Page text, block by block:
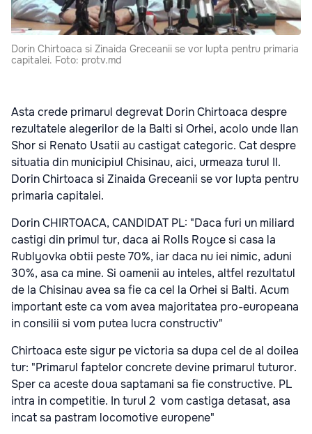
Dorin Chirtoaca si Zinaida Greceanii se vor lupta pentru primaria
capitalei. Foto: protv.md
Asta crede primarul degrevat Dorin Chirtoaca despre
rezultatele alegerilor de la Balti si Orhei, acolo unde Ilan
Shor si Renato Usatii au castigat categoric. Cat despre
situatia din municipiul Chisinau, aici, urmeaza turul II.
Dorin Chirtoaca si Zinaida Greceanii se vor lupta pentru
primaria capitalei.
Dorin CHIRTOACA, CANDIDAT PL: "Daca furi un miliard
castigi din primul tur, daca ai Rolls Royce si casa la
Rublyovka obtii peste 70%, iar daca nu iei nimic, aduni
30%, asa ca mine. Si oamenii au inteles, altfel rezultatul
de la Chisinau avea sa fie ca cel la Orhei si Balti. Acum
important este ca vom avea majoritatea pro-europeana
in consilii si vom putea lucra constructiv"
Chirtoaca este sigur pe victoria sa dupa cel de al doilea
tur: "Primarul faptelor concrete devine primarul tuturor.
Sper ca aceste doua saptamani sa fie constructive. PL
intra in competitie. In turul 2 vom castiga detasat, asa
incat sa pastram locomotive europene"